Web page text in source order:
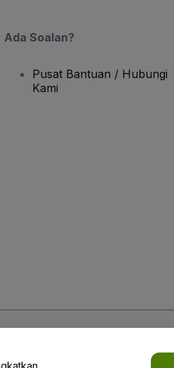
Ada Soalan?
Pusat Bantuan / Hubungi
Kami